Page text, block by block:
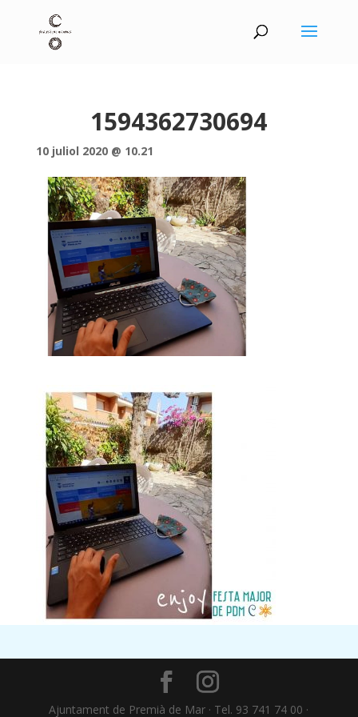
1594362730694
10 juliol 2020 @ 10.21
Ajuntament de Premià de Mar · Tel. 93 741 74 00 ·